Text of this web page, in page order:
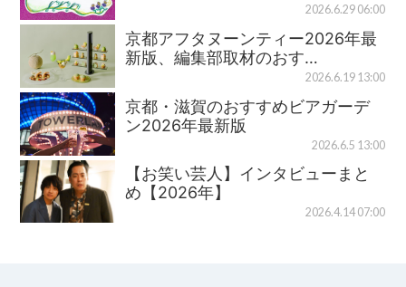
2026.6.29 06:00
京都アフタヌーンティー2026年最
新版、編集部取材のおす…
2026.6.19 13:00
京都・滋賀のおすすめビアガーデ
ン2026年最新版
2026.6.5 13:00
【お笑い芸人】インタビューまと
め【2026年】
2026.4.14 07:00